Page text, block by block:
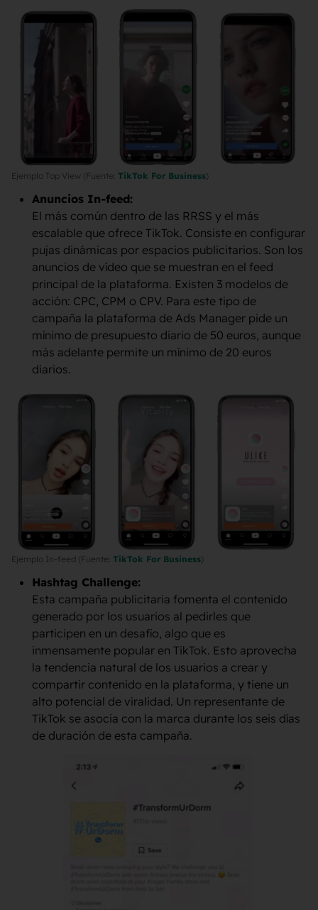
Ejemplo Top View (Fuente: TikTok For Business
Anuncios In-feed:
El más común dentro de las RRSS y el más
escalable que ofrece TikTok. Consiste en configurar
pujas dinámicas por espacios publicitarios. Son los
anuncios de vídeo que se muestran en el feed
principal de la plataforma. Existen 3 modelos de
acción: CPC, CPM o CPV. Para este tipo de
campaña la plataforma de Ads Manager pide un
mínimo de presupuesto diario de 50 euros, aunque
más adelante permite un mínimo de 20 euros
diarios.
Ejemplo In-feed (Fuente: TikTok For Business
Hashtag Challenge:
Esta campaña publicitaria fomenta el contenido
generado por los usuarios al pedirles que
participen en un desafío, algo que es
inmensamente popular en TikTok. Esto aprovecha
la tendencia natural de los usuarios a crear y
compartir contenido en la plataforma, y tiene un
alto potencial de viralidad. Un representante de
TikTok se asocia con la marca durante los seis días
de duración de esta campaña.